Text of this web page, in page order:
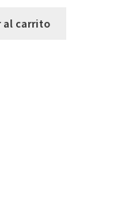
al carrito